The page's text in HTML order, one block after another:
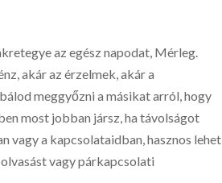
az egész napodat, Mérleg.
akár az érzelmek, akár a
meggyőzni a másikat arról, hogy
most jobban jársz, ha távolságot
vagy a kapcsolataidban, hasznos lehet
vagy párkapcsolati